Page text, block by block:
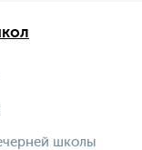
школы